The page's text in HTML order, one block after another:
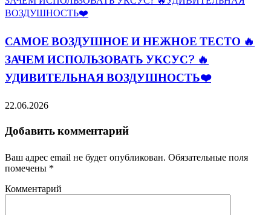
САМОЕ ВОЗДУШНОЕ И НЕЖНОЕ ТЕСТО 🔥
ЗАЧЕМ ИСПОЛЬЗОВАТЬ УКСУС? 🔥
УДИВИТЕЛЬНАЯ ВОЗДУШНОСТЬ❤️
22.06.2026
Добавить комментарий
Ваш адрес email не будет опубликован. Обязательные поля
помечены *
Комментарий